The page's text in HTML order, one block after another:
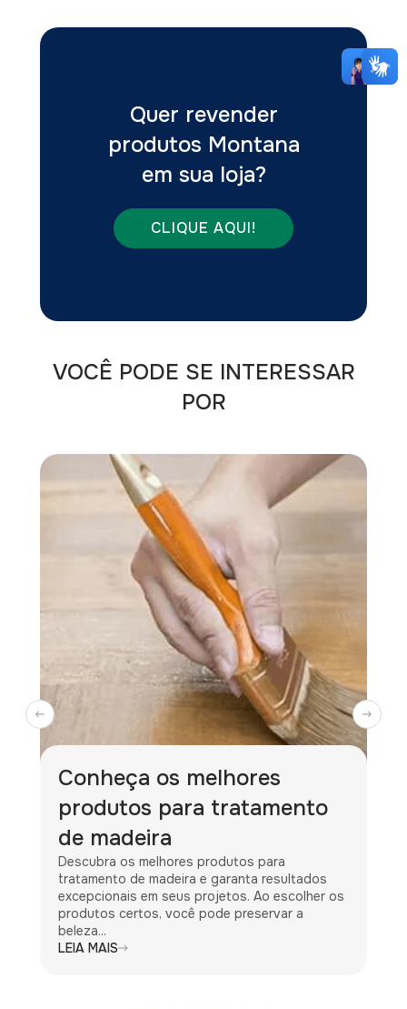
Quer revender
produtos Montana
em sua loja?
CLIQUE AQUI!
VOCÊ PODE SE INTERESSAR
POR
Conheça os melhores
produtos para tratamento
de madeira
Descubra os melhores produtos para
tratamento de madeira e garanta resultados
excepcionais em seus projetos. Ao escolher os
produtos certos, você pode preservar a
beleza...
LEIA MAIS